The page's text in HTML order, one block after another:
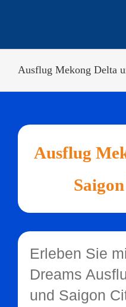
Ausflug Mekong Delta
Ausflug
Erleben Sie
Dreams
und Saigon